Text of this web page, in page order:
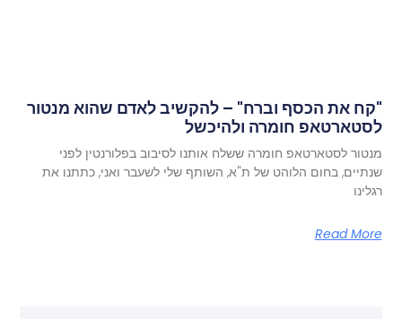
"קח את הכסף וברח" – להקשיב לאדם שהוא מנטור
לסטארטאפ חומרה ולהיכשל
מנטור לסטארטאפ חומרה ששלח אותנו לסיבוב בפלורנטין לפני
שנתיים, בחום הלוהט של ת"א, השותף שלי לשעבר ואני, כתתנו את
רגלינו
Read More